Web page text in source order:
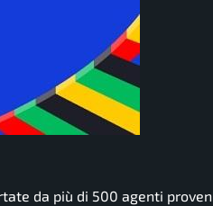
da più di 500 agenti